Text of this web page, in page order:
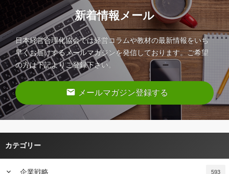
新着情報メール
日本経営合理化協会では経営コラムや教材の最新情報をいち
早くお届けするメールマガジンを発信しております。ご希望
の方は下記よりご登録下さい。
email メールマガジン登録する
カテゴリー
keyboard_arrow_down 企業戦略 593